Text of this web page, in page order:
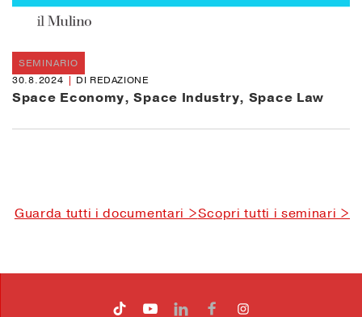
SEMINARIO
30.8.2024 DI REDAZIONE
Space Economy, Space Industry, Space Law
Guarda tutti i documentari >Scopri tutti i seminari >
   